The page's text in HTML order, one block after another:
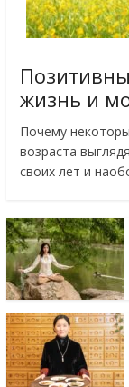
жизнь и
Почему
возраста
своих лет и